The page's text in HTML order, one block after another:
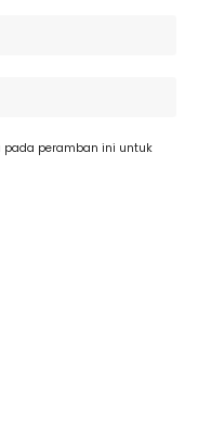
pada peramban ini untuk